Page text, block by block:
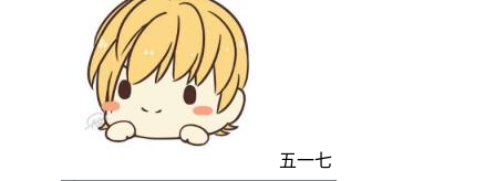
五一七